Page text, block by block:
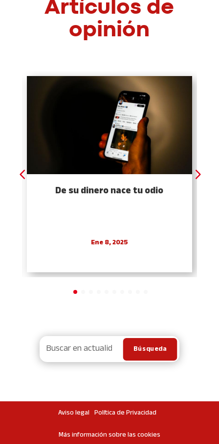
Artículos de
opinión
De su dinero nace tu odio
Ene 8, 2025
Aviso legal Política de Privacidad
Más información sobre las cookies